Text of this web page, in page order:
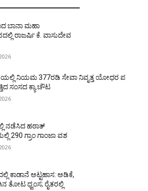
ಬಾನಾ ಮಹಾ
ರಾಜರ್ಷಿ ಕೆ. ವಾಸುದೇವ
ನಿಯಮ 377ರಡಿ ಸೇವಾ ನಿವೃತ್ತ ಯೋಧರ ಪ
ಸಂಸದ ಕ್ಯಾ.ಚೌಟ
ನಡೆಸಿದ ಹಠಾತ್
290 ಗ್ರಾಂ ಗಾಂಜಾ ವಶ
ಕಾಡಾನೆ ಅಟ್ಟಹಾಸ: ಅಡಿಕೆ,
ತೋಟ ಧ್ವಂಸ; ರೈತರಲ್ಲಿ